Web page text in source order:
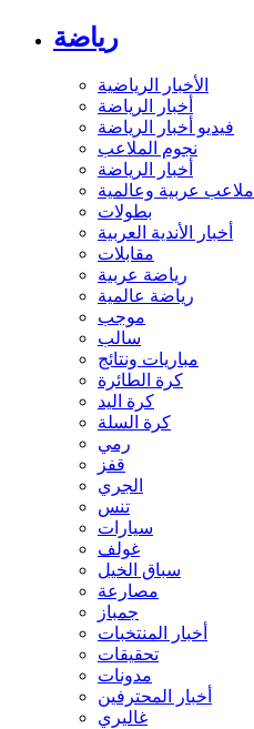
رياضة
الأخبار الرياضية
أخبار الرياضة
فيديو أخبار الرياضة
نجوم الملاعب
أخبار الرياضة
ملاعب عربية وعالمية
بطولات
أخبار الأندية العربية
مقابلات
رياضة عربية
رياضة عالمية
موجب
سالب
مباريات ونتائج
كرة الطائرة
كرة اليد
كرة السلة
رمي
قفز
الجري
تنس
سيارات
غولف
سباق الخيل
مصارعة
جمباز
أخبار المنتخبات
تحقيقات
مدونات
أخبار المحترفين
غاليري